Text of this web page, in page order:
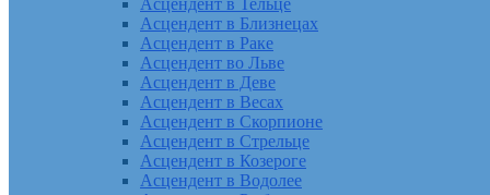
Асцендент в Тельце
Асцендент в Близнецах
Асцендент в Раке
Асцендент во Льве
Асцендент в Деве
Асцендент в Весах
Асцендент в Скорпионе
Асцендент в Стрельце
Асцендент в Козероге
Асцендент в Водолее